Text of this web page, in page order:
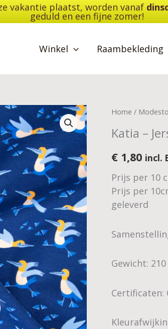
vakantie plaatst, worden vanaf
geduld en een fijne zomer!
Winkel Raambekleding
Home /
Katia –
€ 1,80 incl.
Prijs per 10
Prijs per
geleverd
Gewicht:
Certificaten:
Katia
Jerseytricot
-
Blue
Legged
Bird
aantal